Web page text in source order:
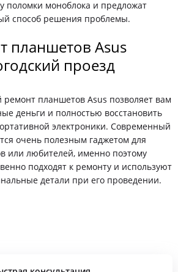
поломки моноблока и предложат
способ решения проблемы.
планшетов Asus
проезд
ремонт планшетов Asus позволяет вам
деньги и полностью восстановить
электроники. Современный
очень полезным гаджетом для
или любителей, именно поэтому
подходят к ремонту и используют
детали при его проведении.